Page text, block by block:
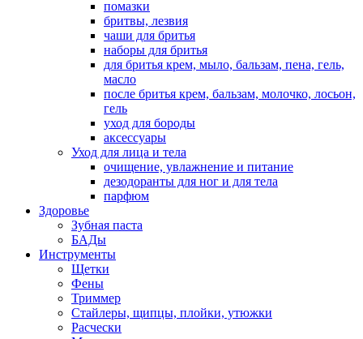
помазки
бритвы, лезвия
чаши для бритья
наборы для бритья
для бритья крем, мыло, бальзам, пена, гель,
масло
после бритья крем, бальзам, молочко, лосьон,
гель
уход для бороды
аксессуары
Уход для лица и тела
очищение, увлажнение и питание
дезодоранты для ног и для тела
парфюм
Здоровье
Зубная паста
БАДы
Инструменты
Щетки
Фены
Триммер
Стайлеры, щипцы, плойки, утюжки
Расчески